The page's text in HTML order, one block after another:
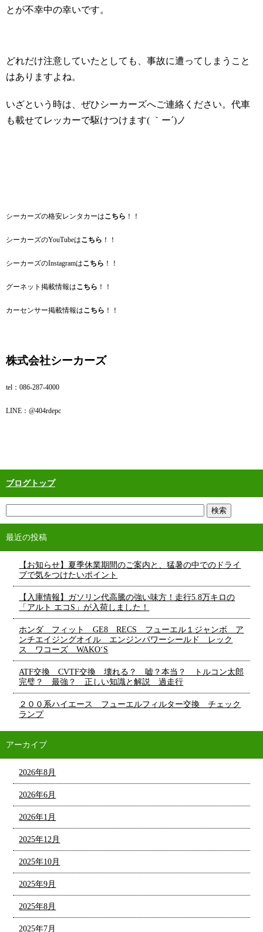
とが不幸中の幸いです。
どれだけ注意していたとしても、事故に遭ってしまうこと
はありますよね。
いざという時は、ぜひシーカーズへご連絡ください。代車
も載せてレッカーで駆けつけます( ｀ー´)ノ
シーカーズの格安レンタカーはこちら ！！
シーカーズのYouTubeはこちら ！！
シーカーズのInstagramはこちら ！！
グーネット掲載情報はこちら ！！
カーセンサー掲載情報はこちら ！！
株式会社シーカーズ
tel：086‐287‐4000
LINE：@404rdepc
ブログトップ
最近の投稿
【お知らせ】夏季休業期間のご案内と、猛暑の中でのドライ
ブで気をつけたいポイント
【入庫情報】ガソリン代高騰の強い味方！走行5.8万キロの
「アルト エコS」が入荷しました！
ホンダ フィット GE8 RECS フューエル１ジャンボ ア
ンチエイジングオイル エンジンパワーシールド レック
ス ワコーズ WAKO‘S
ATF交換 CVTF交換 壊れる？ 嘘？本当？ トルコン太郎
完璧？ 最強？ 正しい知識と解説 過走行
２００系ハイエース フューエルフィルター交換 チェック
ランプ
アーカイブ
2026年8月
2026年6月
2026年1月
2025年12月
2025年10月
2025年9月
2025年8月
2025年7月